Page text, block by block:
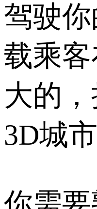
驾驶
载乘
大的
3D城